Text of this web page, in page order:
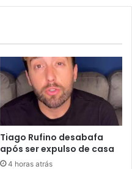
Tiago Rufino desabafa
após ser expulso de casa
4 horas atrás